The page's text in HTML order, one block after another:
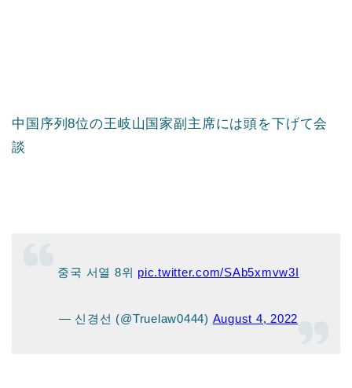
中国序列8位の王岐山国家副主席には頭を下げて会
談
중국 서열 8위 pic.twitter.com/SAb5xmvw3I
— 신경선 (@Truelaw0444) August 4, 2022